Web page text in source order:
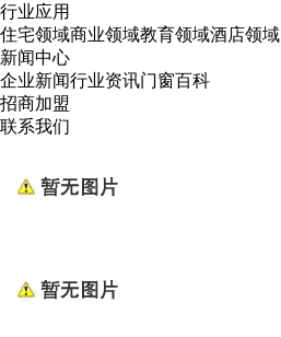
行业应用
住宅领域商业领域教育领域酒店领域
新闻中心
企业新闻行业资讯门窗百科
招商加盟
联系我们